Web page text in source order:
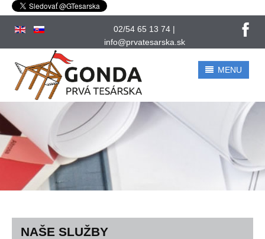
02/54 65 13 74 |
info@prvatesarska.sk
MENU
UVOD. Montované domy
O NÁS
SLUŽBY
CENOVÁ PONUKA
NAŠE SLUŽBY